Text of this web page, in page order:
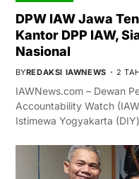
DPW IAW Jawa
Kantor DPP IAW,
Nasional
BYREDAKSI IAWNEWS 2
IAWNews.com – Dewan
Accountability Watch
Istimewa Yogyakarta